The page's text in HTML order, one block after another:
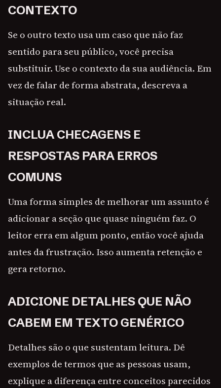
CONTEXTO
Se o outro texto usa um caso que não faz
sentido para seu público, você precisa
substituir. Use o contexto da sua audiência. Em
vez de falar de forma abstrata, descreva a
situação real.
INCLUA CHECAGENS E
RESPOSTAS PARA ERROS
COMUNS
Uma forma simples de melhorar um assunto é
adicionar a seção que quase ninguém faz. O
leitor erra em algum ponto, então você ajuda
antes da frustração. Isso aumenta retenção e
gera retorno.
ADICIONE DETALHES QUE NÃO
CABEM EM TEXTO GENÉRICO
Detalhes são o que sustentam leitura. Dê
exemplos de termos que as pessoas usam,
explique a diferença entre conceitos parecidos